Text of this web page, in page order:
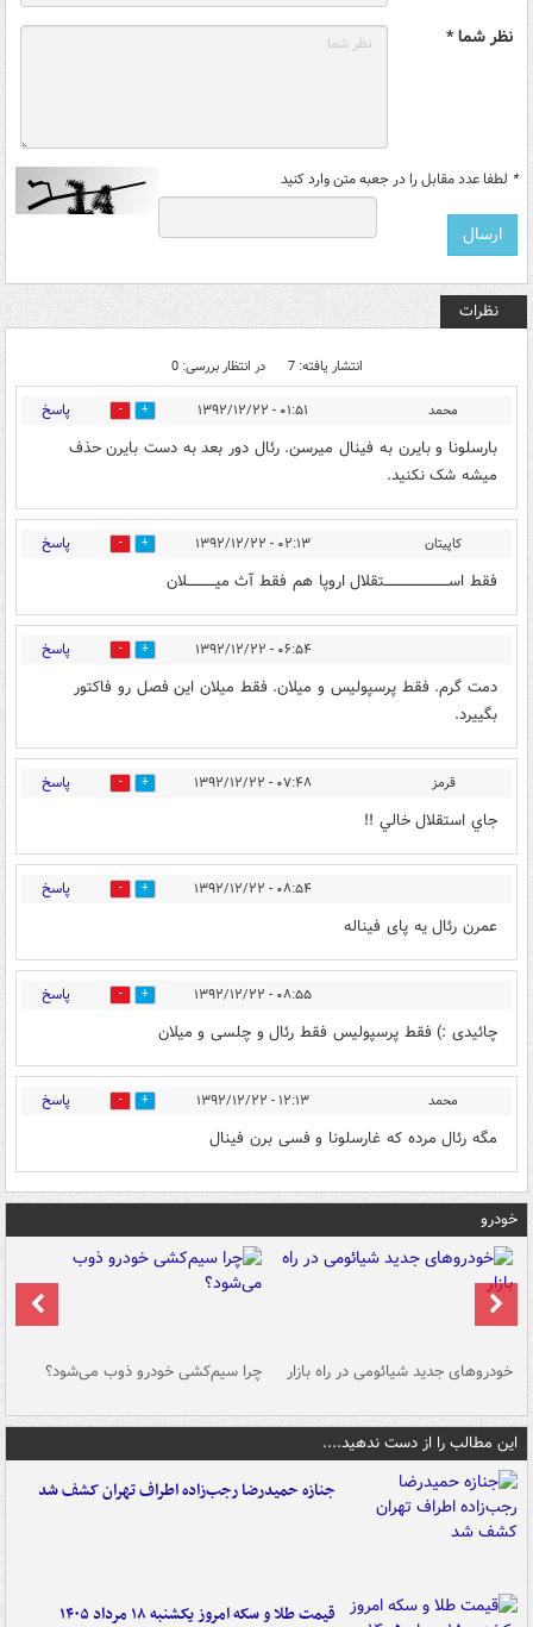
نظر شما *
* لطفا عدد مقابل را در جعبه متن وارد کنید
نظرات
انتشار یافته: 7 در انتظار بررسی: 0
محمد ۰۱:۵۱ - ۱۳۹۲/۱۲/۲۲ 0 پاسخ
بارسلونا و بایرن به فینال میرسن. رئال دور بعد به دست بایرن حذف
میشه شک نکنید.
کاپیتان ۰۲:۱۳ - ۱۳۹۲/۱۲/۲۲ 0 پاسخ
فقط اســـــــــــــــــــــــــــتقلال اروپا هم فقط آث میــــــــــــلان
۰۶:۵۴ - ۱۳۹۲/۱۲/۲۲ 0 پاسخ
دمت گرم. فقط پرسپوليس و ميلان. فقط ميلان اين فصل رو فاكتور
بگييرد.
قرمز ۰۷:۴۸ - ۱۳۹۲/۱۲/۲۲ 0 پاسخ
جاي استقلال خالي !!
۰۸:۵۴ - ۱۳۹۲/۱۲/۲۲ 0 پاسخ
عمرن رئال یه پای فیناله
۰۸:۵۵ - ۱۳۹۲/۱۲/۲۲ 0 پاسخ
چائیدی :) فقط پرسپولیس فقط رئال و چلسی و میلان
محمد ۱۲:۱۳ - ۱۳۹۲/۱۲/۲۲ 0 پاسخ
مگه رئال مرده که غارسلونا و فسی برن فینال
خودرو
خودروهای جدید شیائومی در راه بازار چرا سیم‌کشی خودرو ذوب می‌شود؟
این مطالب را از دست ندهید....
جنازه حمیدرضا رجب‌زاده اطراف تهران کشف شد
قیمت طلا و سکه امروز یکشنبه ۱۸ مرداد ۱۴۰۵